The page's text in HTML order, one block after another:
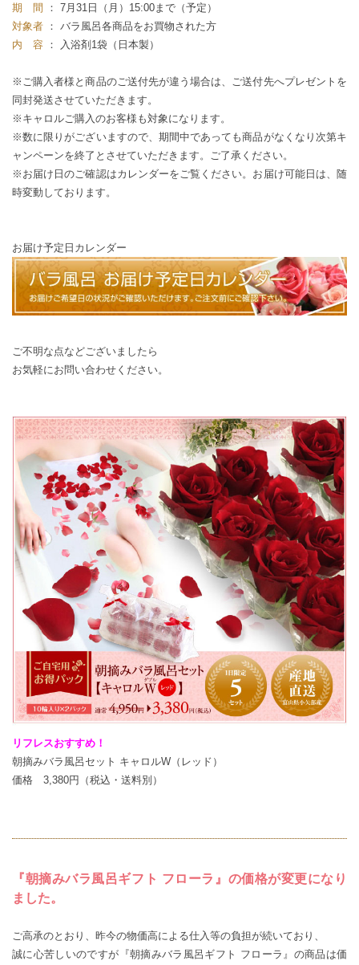
期 間
： 7月31日（月）15:00まで（予定）
対象者 ： バラ風呂各商品をお買物された方
内 容
： 入浴剤1袋（日本製）
※ご購入者様と商品のご送付先が違う場合は、ご送付先へプレゼントを
同封発送させていただきます。
※キャロルご購入のお客様も対象になります。
※数に限りがございますので、期間中であっても商品がなくなり次第キ
ャンペーンを終了とさせていただきます。ご了承ください。
※お届け日のご確認はカレンダーをご覧ください。お届け可能日は、随
時変動しております。
お届け予定日カレンダー
ご不明な点などございましたら
お気軽に お問い合わせ ください。
リフレスおすすめ！
朝摘みバラ風呂セット キャロルW（レッド）
価格 3,380円（税込・送料別）
『朝摘みバラ風呂ギフト フローラ』の価格が変更になり
ました。
ご高承のとおり、昨今の物価高による仕入等の負担が続いており、
誠に心苦しいのですが『朝摘みバラ風呂ギフト フローラ』の商品は価